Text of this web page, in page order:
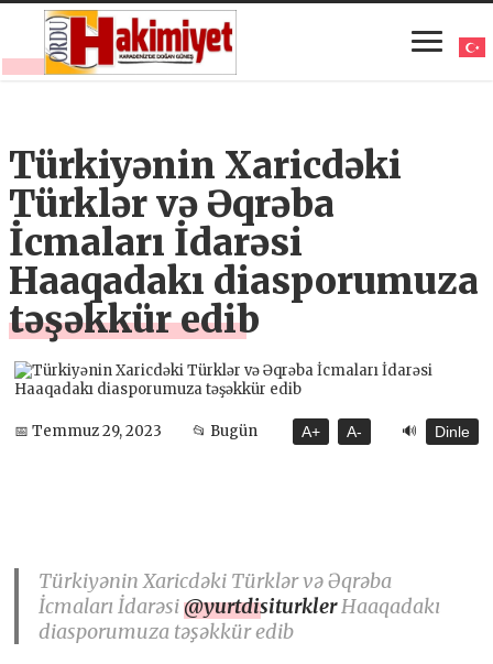
Türkiyənin Xaricdəki
Türklər və Əqrəba
İcmaları İdarəsi
Haaqadakı diasporumuza
təşəkkür edib
📅 Temmuz 29, 2023 📂 Bugün A+ A- 🔊 Dinle
Türkiyənin Xaricdəki Türklər və Əqrəba
İcmaları İdarəsi@yurtdisiturklerHaaqadakı
diasporumuza təşəkkür edib